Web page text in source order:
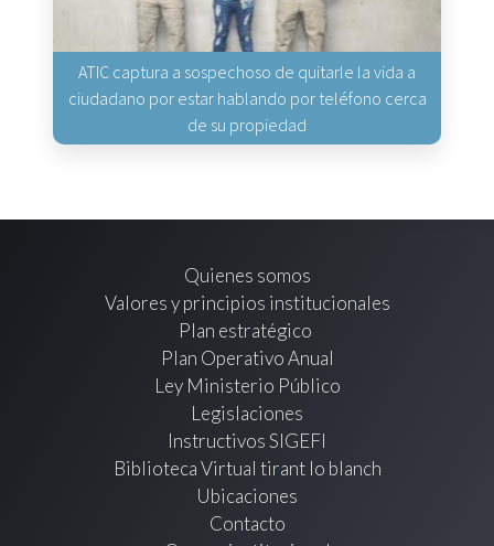
ATIC captura a sospechoso de quitarle la vida a
ciudadano por estar hablando por teléfono cerca
de su propiedad
Quienes somos
Valores y principios institucionales
Plan estratégico
Plan Operativo Anual
Ley Ministerio Público
Legislaciones
Instructivos SIGEFI
Biblioteca Virtual tirant lo blanch
Ubicaciones
Contacto